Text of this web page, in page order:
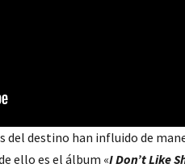
del destino han influido de
ello es el álbum «I Don’t Like